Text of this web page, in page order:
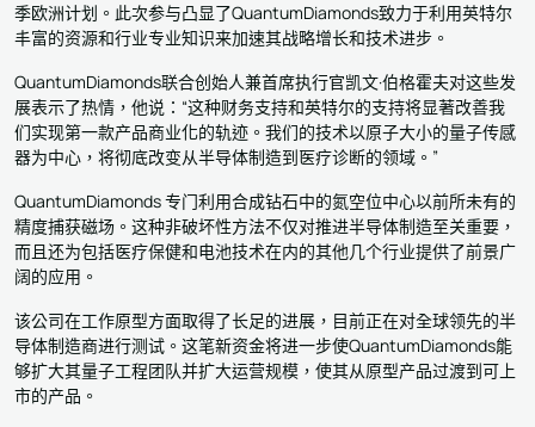
季欧洲计划。此次参与凸显了QuantumDiamonds致力于利用英特尔
丰富的资源和行业专业知识来加速其战略增长和技术进步。
QuantumDiamonds联合创始人兼首席执行官凯文·伯格霍夫对这些发
展表示了热情，他说：“这种财务支持和英特尔的支持将显著改善我
们实现第一款产品商业化的轨迹。我们的技术以原子大小的量子传感
器为中心，将彻底改变从半导体制造到医疗诊断的领域。”
QuantumDiamonds 专门利用合成钻石中的氮空位中心以前所未有的
精度捕获磁场。这种非破坏性方法不仅对推进半导体制造至关重要，
而且还为包括医疗保健和电池技术在内的其他几个行业提供了前景广
阔的应用。
该公司在工作原型方面取得了长足的进展，目前正在对全球领先的半
导体制造商进行测试。这笔新资金将进一步使QuantumDiamonds能
够扩大其量子工程团队并扩大运营规模，使其从原型产品过渡到可上
市的产品。